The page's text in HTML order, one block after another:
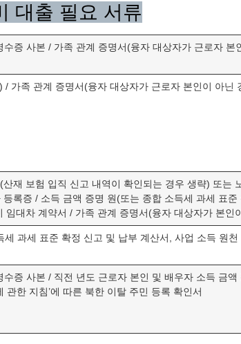
대출 필요 서류
증 사본 / 가족 관계 증명서(융자 대상자가 근로자
/ 가족 관계 증명서(융자 대상자가 근로자 본인이 아닌
산재 보험 입직 신고 내역이 확인되는 경우 생략) 또
록증 / 소득 금액 증명 원(또는 종합 소득세 과세 표
임대차 계약서 / 가족 관계 증명서(융자 대상자가 본인
세 과세 표준 확정 신고 및 납부 계산서, 사업 소득 원
증 사본 / 직전 년도 근로자 본인 및 배우자 소득 금
관한 지침’에 따른 북한 이탈 주민 등록 확인서